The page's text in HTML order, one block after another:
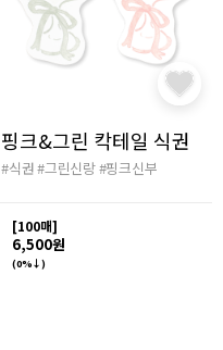
핑크&그린 칵테일 식권
#식권#그린신랑#핑크신부
[100매]
6,500원
(0%↓)